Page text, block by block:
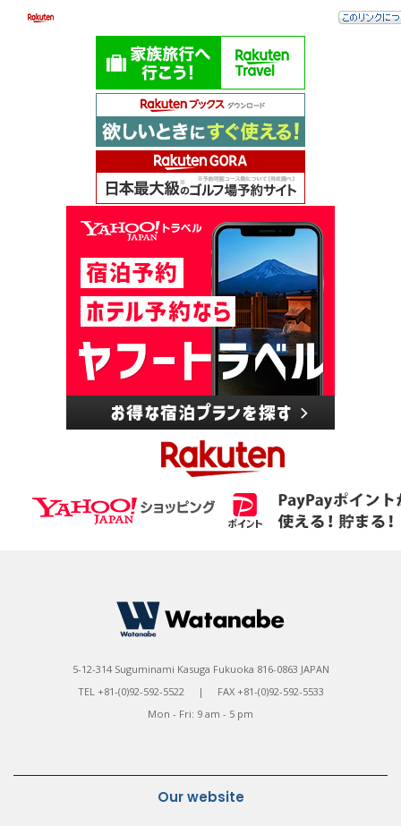
5-12-314 Suguminami Kasuga Fukuoka 816-0863 JAPAN
TEL +81-(0)92-592-5522 | FAX +81-(0)92-592-5533
Mon - Fri: 9 am - 5 pm
Our website